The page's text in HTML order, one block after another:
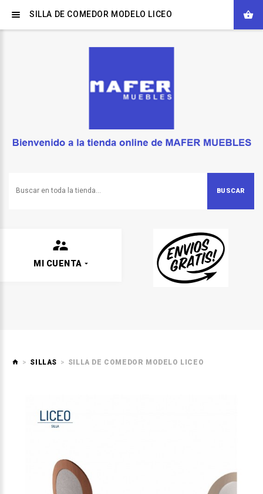
BUSCAR
MI CUENTA
SILLAS SILLA DE COMEDOR MODELO LICEO
SILLA DE COMEDOR MODELO LICEO